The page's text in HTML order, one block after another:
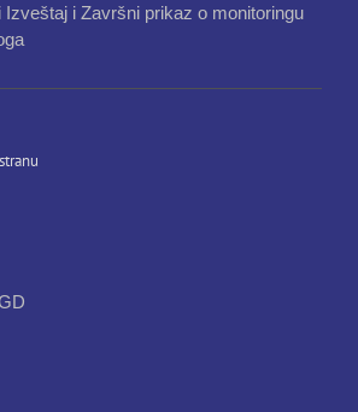
Izveštaj i Završni prikaz o monitoringu